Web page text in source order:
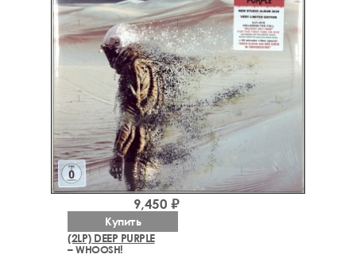
(2LP) DEEP PURPLE
– WHOOSH!
9,450 ₽
Купить